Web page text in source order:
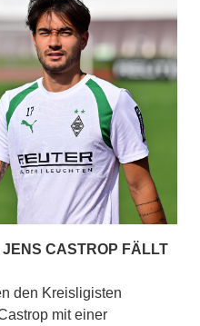
CASTROP FÄLLT
den Kreisligisten
mit einer